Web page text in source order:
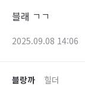
블래 ㄱㄱ
2025.09.08 14:06
블랑까 힐더